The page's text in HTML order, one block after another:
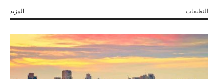
المزيد التعليقاتعلى
أقرأ
العدد
الجديد
من